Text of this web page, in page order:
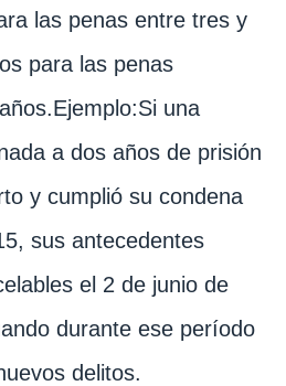
las penas entre tres y
para las penas
una
a dos años de prisión
y cumplió su condena
sus antecedentes
el 2 de junio de
durante ese período
delitos.